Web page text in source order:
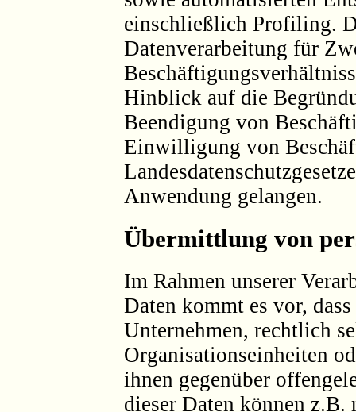
einschließlich Profiling.
Datenverarbeitung für
Hinblick auf die
Beendigung von
Einwilligung von
Anwendung gelangen.
Übermittlung von
Im Rahmen unserer
Daten kommt es vor,
Unternehmen, rechtlich
Organisationseinheiten
ihnen gegenüber
dieser Daten können